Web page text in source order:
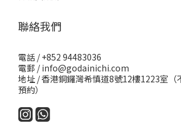
聯絡我們
電話 / +852 94483036
電郵 / info@godainichi.com
地址 / 香港銅鑼灣希慎道8號12樓1223室（
預約）